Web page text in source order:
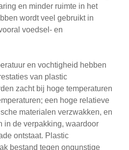
en minder ruimte in het
wordt veel gebruikt in
voedsel- en
en vochtigheid hebben
van plastic
zacht bij hoge temperaturen
een hoge relatieve
materialen verzwakken, en
in de verpakking, waardoor
ontstaat. Plastic
bestand tegen ongunstige